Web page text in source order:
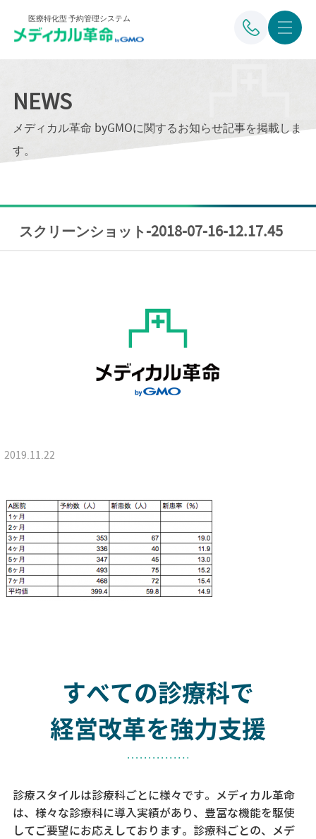
医療特化型 予約管理システム
NEWS
メディカル革命 byGMOに関するお知らせ記事を掲載しま
す。
スクリーンショット-2018-07-16-12.17.45
2019.11.22
すべての診療科で
経営改革を強力支援
診療スタイルは診療科ごとに様々です。メディカル革命
は、様々な診療科に導入実績があり、 豊富な機能を駆使
してご要望にお応えしております。 診療科ごとの、メデ